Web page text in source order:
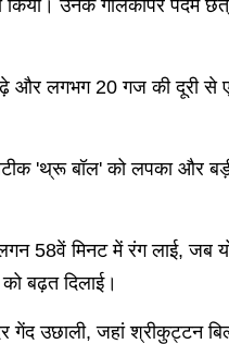
उनके गोलकीपर पदम
और लगभग 20 गज की दूरी से
'थ्रू बॉल' को लपका और
58वें मिनट में रंग लाई, जब
बढ़त दिलाई।
गेंद उछाली, जहां श्रीकुट्टन